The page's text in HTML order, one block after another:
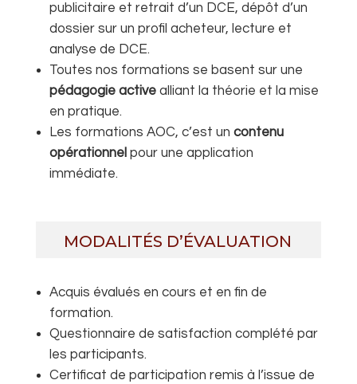
publicitaire et retrait d’un DCE, dépôt d’un
dossier sur un profil acheteur, lecture et
analyse de DCE.
Toutes nos formations se basent sur une
pédagogie activealliant la théorie et la mise
en pratique.
Les formations AOC, c’est un contenu
opérationnel pour une application
immédiate.
MODALITÉS D’ÉVALUATION
Acquis évalués en cours et en fin de
formation.
Questionnaire de satisfaction complété par
les participants.
Certificat de participation remis à l’issue de